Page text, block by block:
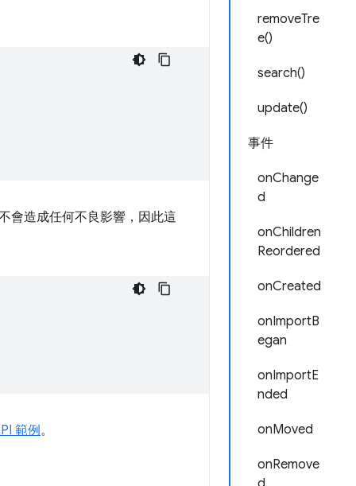
removeTre
e()
search()
update()
事件
onChange
d
onChildren
Reordered
onCreated
onImportB
egan
onImportE
nded
onMoved
onRemove
會造成任何不良影響，因此這
範例。